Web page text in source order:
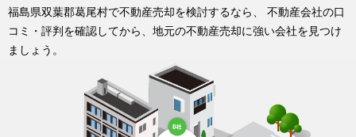
福島県双葉郡葛尾村で不動産売却を検討するなら、 不動産会社の口
コミ・評判を確認してから、地元の不動産売却に強い会社を見つけ
ましょう。